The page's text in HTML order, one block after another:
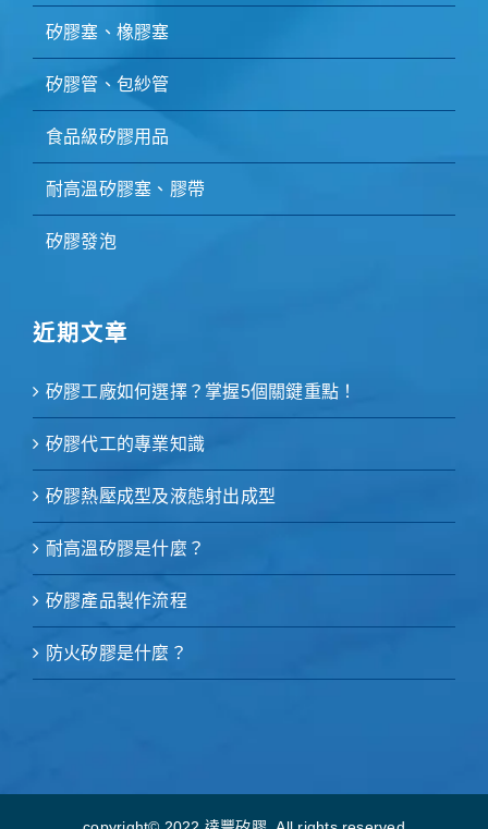
矽膠塞、橡膠塞
矽膠管、包紗管
食品級矽膠用品
耐高溫矽膠塞、膠帶
矽膠發泡
近期文章
矽膠工廠如何選擇？掌握5個關鍵重點！
矽膠代工的專業知識
矽膠熱壓成型及液態射出成型
耐高溫矽膠是什麼？
矽膠產品製作流程
防火矽膠是什麼？